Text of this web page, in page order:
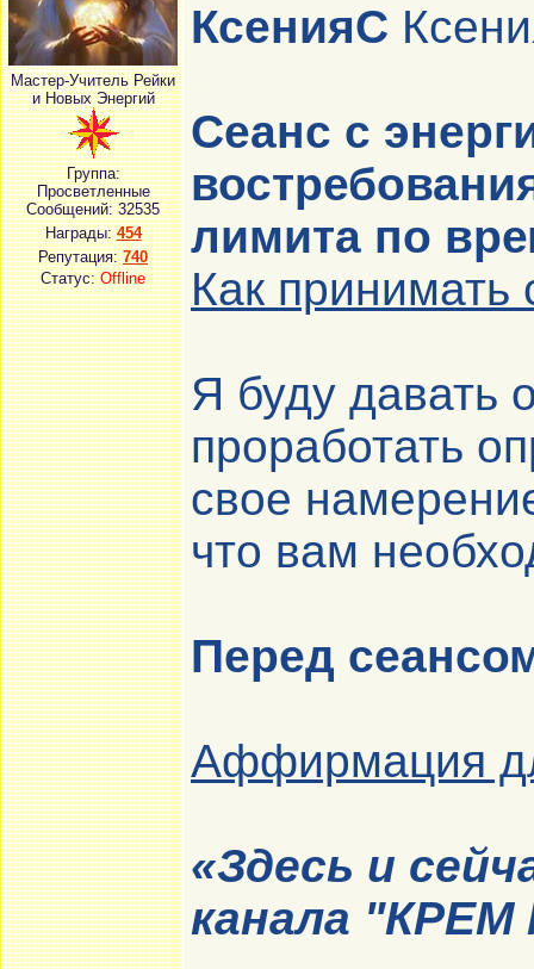
Мастер-Учитель Рейки
и Новых Энергий
Группа:
Просветленные
Сообщений:32535
Награды:454
Репутация:740
Статус:Offline
КсенияС
Сеанс с
лимита по
Как принимать
Я буду давать
проработать
свое
что вам
Перед
Аффирмация
«Здесь и
канала "КРЕМ